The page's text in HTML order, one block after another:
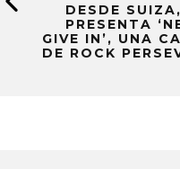
DESDE
PRESENTA
GIVE IN’, UNA
DE ROCK